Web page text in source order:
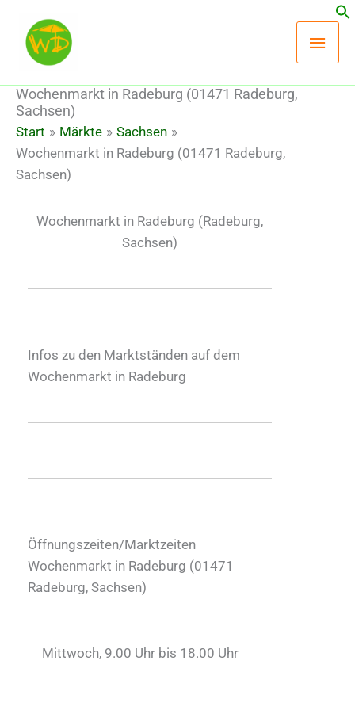
Inhalt
springen
Wochenmarkt in Radeburg (01471 Radeburg,
Sachsen)
Start Märkte
Sachsen
Wochenmarkt in Radeburg (01471 Radeburg,
Sachsen)
Wochenmarkt in Radeburg (Radeburg,
Sachsen)
Infos zu den Marktständen auf dem
Wochenmarkt in Radeburg
Öffnungszeiten/Marktzeiten
Wochenmarkt in Radeburg (01471
Radeburg, Sachsen)
Mittwoch, 9.00 Uhr bis 18.00 Uhr